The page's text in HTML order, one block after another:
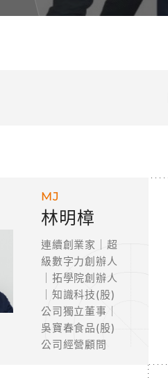
MJ
林明樟
連續創業家｜超
級數字力創辦人
｜拓學院創辦人
｜知識科技(股)
公司獨立董事｜
吳寶春食品(股)
公司經營顧問